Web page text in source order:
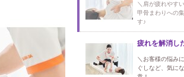
＼肩が疲れやす
甲骨まわりへの
す♪
疲れを解消し
＼お客様の悩み
ぐしなど、気に